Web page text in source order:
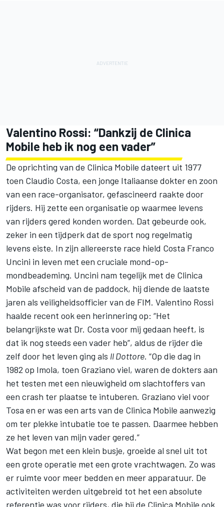
Valentino Rossi: “Dankzij de Clinica
Mobile heb ik nog een vader”
De oprichting van de Clinica Mobile dateert uit 1977
toen Claudio Costa, een jonge Italiaanse dokter en zoon
van een race-organisator, gefascineerd raakte door
rijders. Hij zette een organisatie op waarmee levens
van rijders gered konden worden. Dat gebeurde ook,
zeker in een tijdperk dat de sport nog regelmatig
levens eiste. In zijn allereerste race hield Costa Franco
Uncini in leven met een cruciale mond-op-
mondbeademing. Uncini nam tegelijk met de Clinica
Mobile afscheid van de paddock, hij diende de laatste
jaren als veiligheidsofficier van de FIM. Valentino Rossi
haalde recent ook een herinnering op: “Het
belangrijkste wat Dr. Costa voor mij gedaan heeft, is
dat ik nog steeds een vader heb”, aldus de rijder die
zelf door het leven ging als ll Dottore. “Op die dag in
1982 op Imola, toen Graziano viel, waren de dokters aan
het testen met een nieuwigheid om slachtoffers van
een crash ter plaatse te intuberen. Graziano viel voor
Tosa en er was een arts van de Clinica Mobile aanwezig
om ter plekke intubatie toe te passen. Daarmee hebben
ze het leven van mijn vader gered.”
Wat begon met een klein busje, groeide al snel uit tot
een grote operatie met een grote vrachtwagen. Zo was
er ruimte voor meer bedden en meer apparatuur. De
activiteiten werden uitgebreid tot het een absolute
referentie was voor rijders, die bij de Clinica Mobile ook